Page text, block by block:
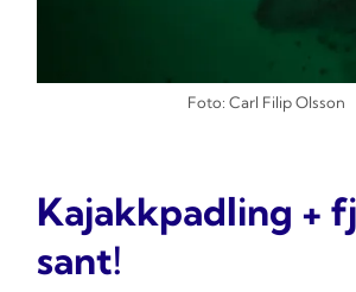
Foto: Carl Filip Olsson
Kajakkpadling +
sant!